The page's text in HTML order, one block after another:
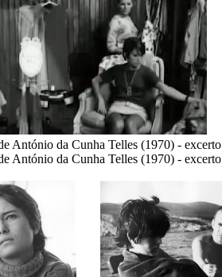
António da Cunha Telles (1970) - excerto
António da Cunha Telles (1970) - excerto